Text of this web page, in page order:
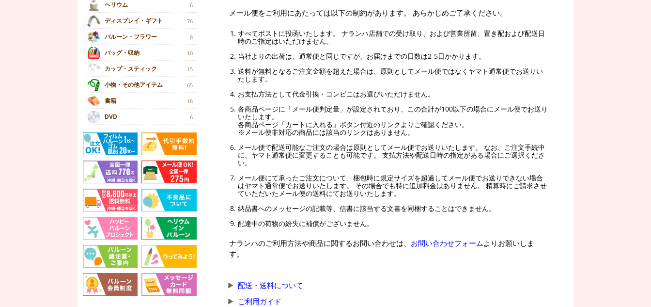
ヘリウム 6
ディスプレイ・ギフト 76
バルーン・フラワー 8
バッグ・収納 10
カップ・スティック 15
小物・その他アイテム 65
書籍 18
DVD 6
メール便をご利用にあたっては以下の制約があります。 あらかじめご了承ください。
すべてポストに投函いたします。 ナランハ店舗での受け取り、および営業所留、置き配および配送日
時のご指定はいただけません。
当社よりの出荷は、通常便と同じですが、お届けまでの日数は2-5日かかります。
送料が無料となるご注文金額を超えた場合は、原則としてメール便ではなくヤマト通常便でお送りい
たします。
お支払方法として代金引換・コンビニはお選びいただけません。
各商品ページに「メール便判定量」が設定されており、この合計が100以下の場合にメール便でお送り
いたします。
各商品ページ「カートに入れる」ボタン付近のリンクよりご確認ください。
※メール便非対応の商品には該当のリンクはありません。
メール便で配送可能なご注文の場合は原則としてメール便でお送りいたします。 なお、ご注文手続中
に、ヤマト通常便に変更することも可能です。 支払方法や配送日時の指定がある場合にご選択くださ
い。
メール便にて承ったご注文について、梱包時に規定サイズを超過してメール便でお送りできない場合
はヤマト通常便でお送りいたします。 その場合でも特に追加料金はありません。 精算時にご請求させ
ていただいたメール便の送料にてお送りいたします。
納品書へのメッセージの記載等、信書に該当する文書を同梱することはできません。
配達中の荷物の紛失に補償がございません。
ナランハのご利用方法や商品に関するお問い合わせは、 お問い合わせフォームよりお願いしま
す。
配送・送料について
ご利用ガイド